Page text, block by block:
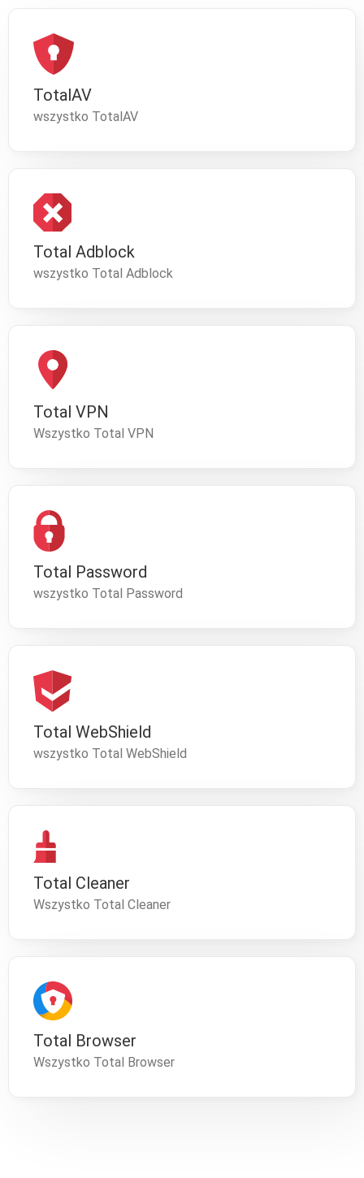
TotalAV
wszystko TotalAV
Total Adblock
wszystko Total Adblock
Total VPN
Wszystko Total VPN
Total Password
wszystko Total Password
Total WebShield
wszystko Total WebShield
Total Cleaner
Wszystko Total Cleaner
Total Browser
Wszystko Total Browser